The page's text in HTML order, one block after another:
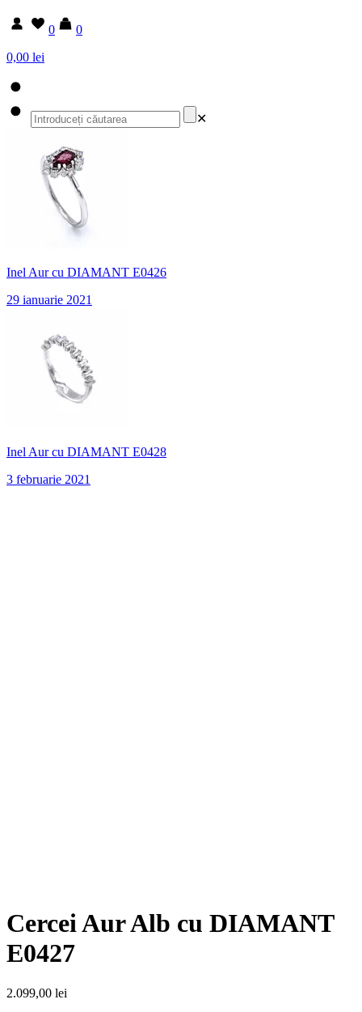
0
0
0,00 lei
✕
Inel Aur cu DIAMANT E0426
29 ianuarie 2021
Inel Aur cu DIAMANT E0428
3 februarie 2021
Cercei Aur Alb cu DIAMANT
E0427
2.099,00 lei